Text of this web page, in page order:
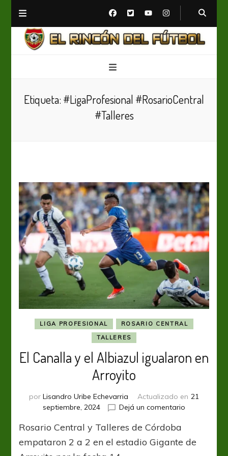
Etiqueta: #LigaProfesional #RosarioCentral
#Talleres
LIGA PROFESIONAL
ROSARIO CENTRAL
TALLERES
El Canalla y el Albiazul igualaron en
Arroyito
por Lisandro Uribe Echevarria Actualizado en 21
septiembre, 2024
Dejá un comentario
y
Rosario Central y Talleres de Córdoba
empataron 2 a 2 en el estadio Gigante de